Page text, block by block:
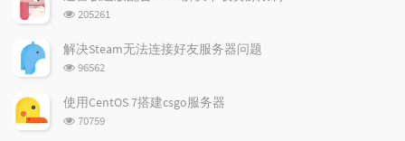
浏
次
数:
205261
解决Steam无法连接好友服务器问题
浏
次
数:
96562
使用CentOS 7搭建csgo服务器
浏
70759